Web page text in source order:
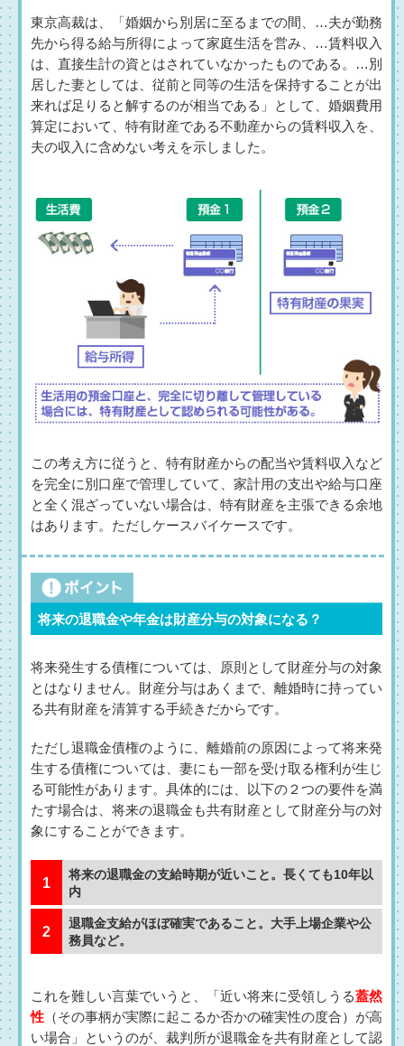
東京高裁は、「婚姻から別居に至るまでの間、…夫が勤務
先から得る給与所得によって家庭生活を営み、…賃料収入
は、直接生計の資とはされていなかったものである。…別
居した妻としては、従前と同等の生活を保持することが出
来れば足りると解するのが相当である」として、婚姻費用
算定において、特有財産である不動産からの賃料収入を、
夫の収入に含めない考えを示しました。
この考え方に従うと、特有財産からの配当や賃料収入など
を完全に別口座で管理していて、家計用の支出や給与口座
と全く混ざっていない場合は、特有財産を主張できる余地
はあります。ただしケースバイケースです。
将来の退職金や年金は財産分与の対象になる？
将来発生する債権については、原則として財産分与の対象
とはなりません。財産分与はあくまで、離婚時に持ってい
る共有財産を清算する手続きだからです。
ただし退職金債権のように、離婚前の原因によって将来発
生する債権については、妻にも一部を受け取る権利が生じ
る可能性があります。具体的には、以下の２つの要件を満
たす場合は、将来の退職金も共有財産として財産分与の対
象にすることができます。
将来の退職金の支給時期が近いこと。長くても10年以
内
退職金支給がほぼ確実であること。大手上場企業や公
務員など。
これを難しい言葉でいうと、「近い将来に受領しうる蓋然
性 （その事柄が実際に起こるか否かの確実性の度合）が高
い場合」というのが、裁判所が退職金を共有財産として認